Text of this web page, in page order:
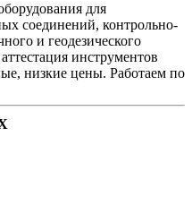
для
соединений, контрольно-
и геодезического
инструментов
низкие цены. Работаем по